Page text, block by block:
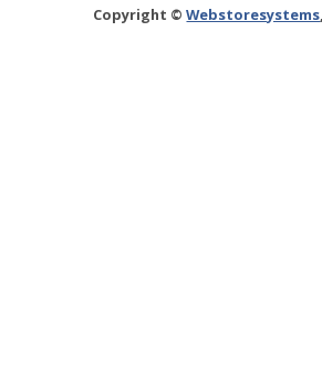
Copyright ©Webstoresystems